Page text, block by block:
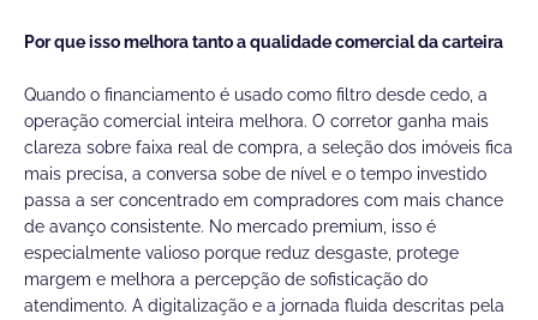
Por que isso melhora tanto a qualidade comercial da carteira
Quando o financiamento é usado como filtro desde cedo, a
operação comercial inteira melhora. O corretor ganha mais
clareza sobre faixa real de compra, a seleção dos imóveis fica
mais precisa, a conversa sobe de nível e o tempo investido
passa a ser concentrado em compradores com mais chance
de avanço consistente. No mercado premium, isso é
especialmente valioso porque reduz desgaste, protege
margem e melhora a percepção de sofisticação do
atendimento. A digitalização e a jornada fluida descritas pela